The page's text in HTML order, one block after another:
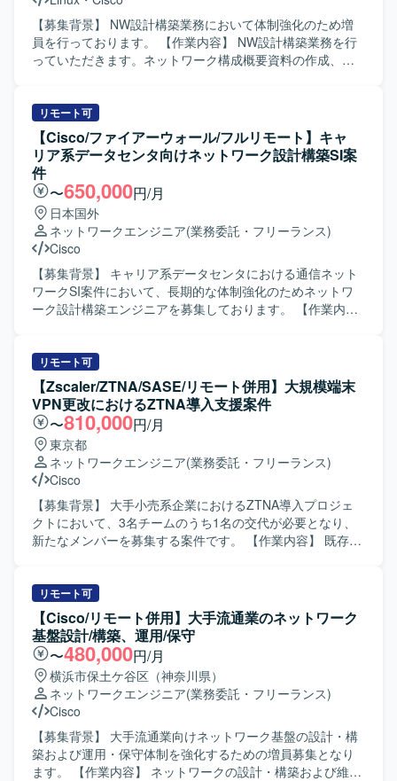
【募集背景】 NW設計構築業務において体制強化のため増
員を行っております。 【作業内容】 NW設計構築業務を行
っていただきます。ネットワーク構成概要資料の作成、物
の更新などを実施していただきます。プロパーメンバーと
隣席しながらプロジェクトを推進し、移転当日の対応にも
関与していただきます。設計構築完了後には運用業務へ参
画いただく可能性もございます。 【求める人物像】 プロパ
ーメンバーと協調してプロジェクトを進められるコミュニ
ケーション力をお持ちの方を求めております。ドキュメン
ト作成や構成管理などの細かな作業にも丁寧に取り組み、
主体的に業務改善に取り組んでいただける方が望ましいで
す。 【ポジションの魅力】 ネットワーク設計から構築、運
用まで一連の工程に関わることができ、Cisco機器を中心と
した実務経験を積むことができます。資料作成や構成管理
を通じてネットワーク全体像への理解が深まり、中長期的
Linux環境やExcel、PowerPoint、Visio、Confluenceなどの
ツールを用いて業務を行っていただきます。
リモート可
【Cisco/ファイアーウォール/フルリモート】キャ
リア系データセンタ向けネットワーク設計構築SI案
件
〜650,000円/月
日本国外
ネットワークエンジニア(業務委託・フリーランス)
Cisco
【募集背景】 キャリア系データセンタにおける通信ネット
ワークSI案件において、長期的な体制強化のためネットワ
ーク設計構築エンジニアを募集しております。 【作業内
は以下を想定しております。 ・ネットワークの詳細設計
（物理設計、論理設計） ・パラメータ設計 ・各種設定・構
成に関する手順書作成 ・商用切替などの商用作業対応 ・デ
ータセンタにおける初期設定作業（必要に応じてACI関連作
業を現地で実施する場合があります） 【求める人物像】 ・
中長期で安定して参画いただける方 ・ネットワーク技術の
キャッチアップに前向きに取り組める方 ・手順書作成など
ドキュメント作業も丁寧に対応いただける方 ・関係者とコ
ミュニケーションを取りながら主体的に作業を進められる
方 【ポジションの魅力】 ・キャリア系データセンタの基幹
ネットワークに関わることで、大規模なネットワーク設計
ットワーク技術に携わることができます。 ・長期想定のた
め、腰を据えてスキルアップしながら参画いただけます。
【開発環境】 ・ネットワーク機器：Cisco Nexusシリー
ズ、Cisco ACI、A10、F5 など ・ドキュメント：各種設計
書・手順書作成ツール（詳細は別途）
リモート可
【Zscaler/ZTNA/SASE/リモート併用】大規模端末
VPN更改におけるZTNA導入支援案件
〜810,000円/月
東京都
ネットワークエンジニア(業務委託・フリーランス)
Cisco
【募集背景】 大手小売系企業におけるZTNA導入プロジェ
クトにおいて、3名チームのうち1名の交代が必要となり、
新たなメンバーを募集する案件です。 【作業内容】 既存
設計、認証・権限設計、ネットワーク設計および移行設
計、運用設計などを担当していただきます。また、テスト
計画の策定および推進、ユーザ展開支援、障害や問い合わ
せ対応まで一貫してご対応いただきます。設計書は整備済
みのため、基本的には既存設計に沿ってテストからユーザ
展開までを進めていただきます。 【求める人物像】 ネット
ワークだけでなく認証や運用の観点を持ち、ユーザ展開や
問い合わせ対応を含めて柔軟に対応できる方を求めていま
す。ZTNAやSASE領域へのキャッチアップ意欲が高く、関
連技術への理解を深めながら主体的に動いていただける方
が望ましいです。 【ポジションの魅力】 大規模な端末VPN
リモート可
【Cisco/リモート併用】大手流通業のネットワーク
基盤設計/構築、運用/保守
〜480,000円/月
横浜市保土ケ谷区（神奈川県）
ネットワークエンジニア(業務委託・フリーランス)
Cisco
【募集背景】 大手流通業向けネットワーク基盤の設計・構
築および運用・保守体制を強化するための増員募集となり
ます。 【作業内容】 ネットワークの設計・構築および維持